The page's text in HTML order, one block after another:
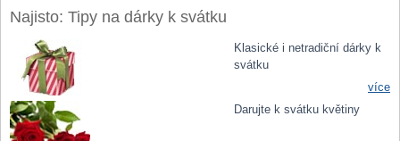
Najisto: Tipy na dárky k svátku
Klasické i netradiční dárky k
svátku
více
Darujte k svátku květiny